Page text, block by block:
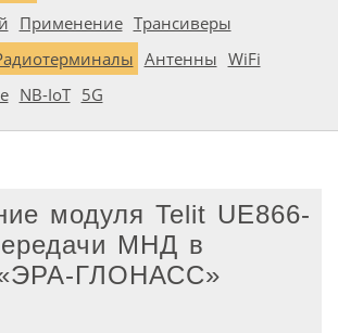
Применение Трансиверы
Антенны WiFi
NB-IoT 5G
модуля Telit UE866-
МНД в
ГЛОНАСС»